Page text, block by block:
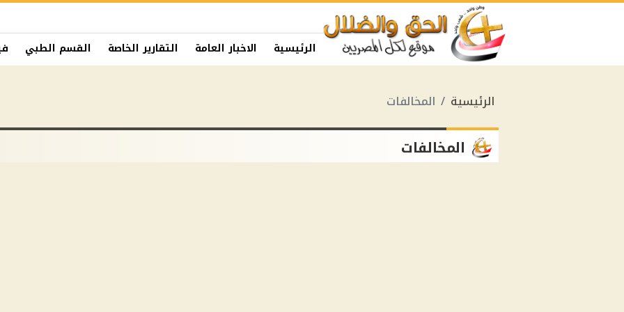
الرئيسية الاخبار العامة التقارير الخاصة القسم الطبي
الرئيسية المخالفات
المخالفات